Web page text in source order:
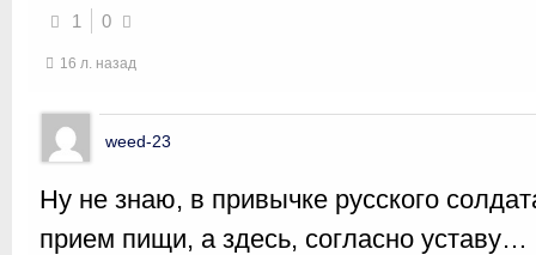
1 0
16 л. назад
weed-23
Ну не знаю, в привычке русского
прием пищи, а здесь, согласно уставу…